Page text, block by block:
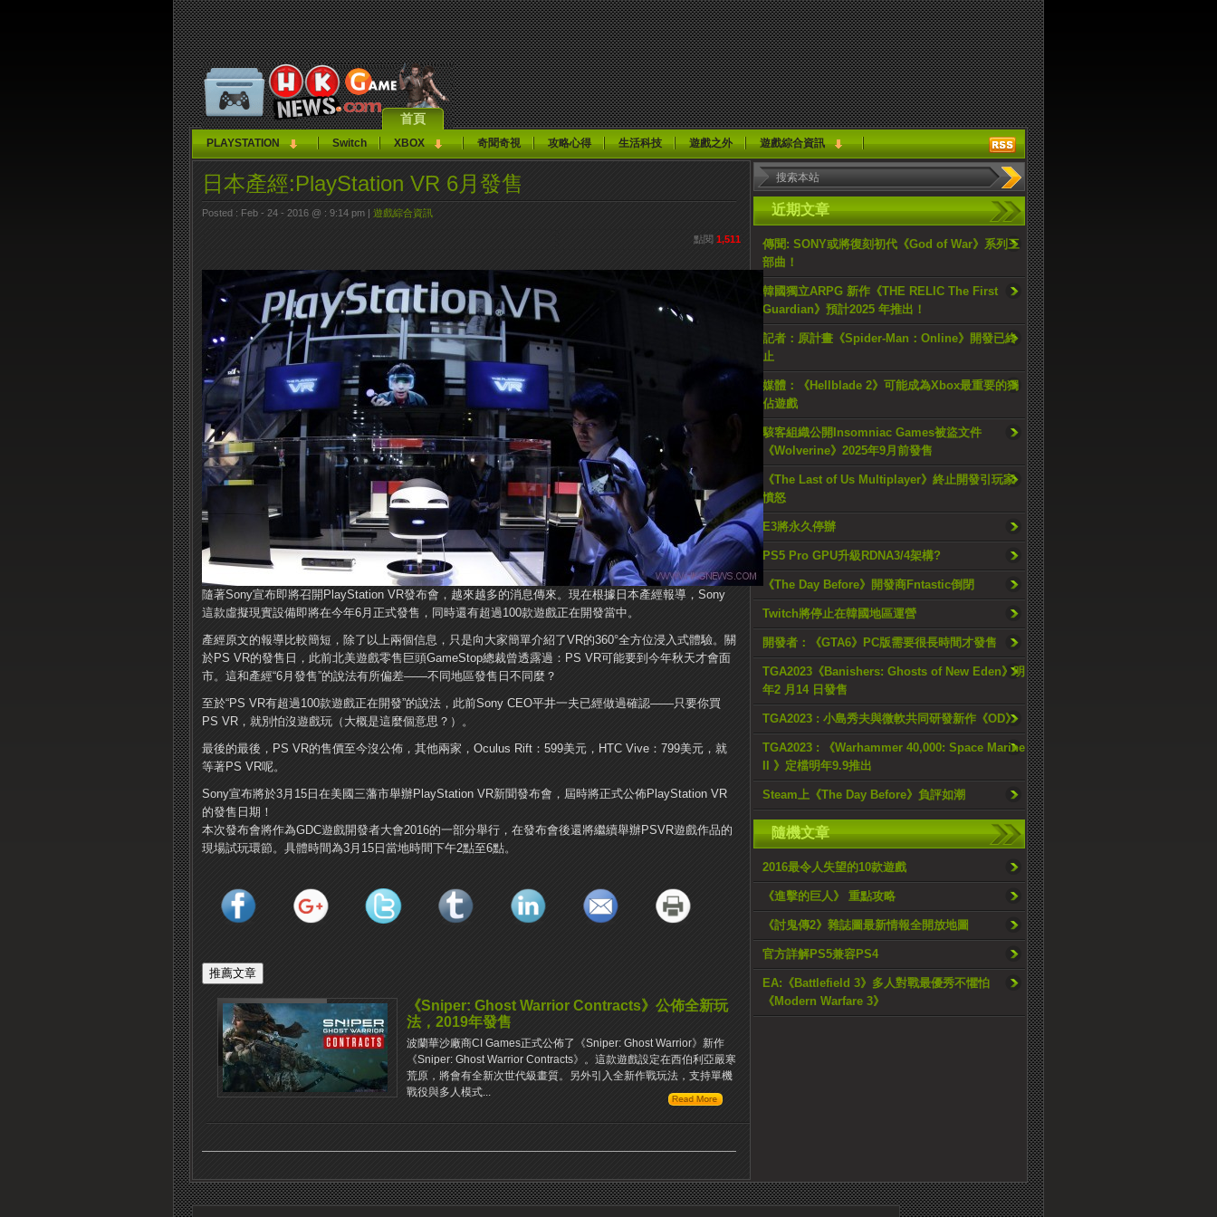
首頁
PLAYSTATION Switch XBOX 奇聞奇視 攻略心得 生活科技 遊戲之外 遊戲綜合資訊
近期文章
傳聞: SONY或將復刻初代《God of War》系列三
部曲！
韓國獨立ARPG 新作《THE RELIC The First
Guardian》預計2025 年推出！
記者：原計畫《Spider-Man：Online》開發已終
止
媒體：《Hellblade 2》可能成為Xbox最重要的獨
佔遊戲
駭客組織公開Insomniac Games被盜文件
《Wolverine》2025年9月前發售
《The Last of Us Multiplayer》終止開發引玩家
憤怒
E3將永久停辦
PS5 Pro GPU升級RDNA3/4架構?
《The Day Before》開發商Fntastic倒閉
Twitch將停止在韓國地區運營
開發者：《GTA6》PC版需要很長時間才發售
TGA2023《Banishers: Ghosts of New Eden》明
年2 月14 日發售
TGA2023 : 小島秀夫與微軟共同研發新作《OD》
TGA2023 : 《Warhammer 40,000: Space Marine
II 》定檔明年9.9推出
Steam上《The Day Before》負評如潮
隨機文章
2016最令人失望的10款遊戲
《進擊的巨人》 重點攻略
《討鬼傳2》雜誌圖最新情報全開放地圖
官方詳解PS5兼容PS4
EA:《Battlefield 3》多人對戰最優秀不懼怕
《Modern Warfare 3》
日本產經:PlayStation VR 6月發售
Posted : Feb - 24 - 2016 @ : 9:14 pm | 遊戲綜合資訊
點閱 1,511
隨著Sony宣布即將召開PlayStation VR發布會，越來越多的消息傳來。現在根據日本產經報導，Sony
這款虛擬現實設備即將在今年6月正式發售，同時還有超過100款遊戲正在開發當中。
產經原文的報導比較簡短，除了以上兩個信息，只是向大家簡單介紹了VR的360°全方位浸入式體驗。關
於PS VR的發售日，此前北美遊戲零售巨頭GameStop總裁曾透露過：PS VR可能要到今年秋天才會面
市。這和產經“6月發售”的說法有所偏差——不同地區發售日不同麼？
至於“PS VR有超過100款遊戲正在開發”的說法，此前Sony CEO平井一夫已經做過確認——只要你買
PS VR，就別怕沒遊戲玩（大概是這麼個意思？）。
最後的最後，PS VR的售價至今沒公佈，其他兩家，Oculus Rift：599美元，HTC Vive：799美元，就
等著PS VR呢。
Sony宣布將於3月15日在美國三藩市舉辦PlayStation VR新聞發布會，屆時將正式公佈PlayStation VR
的發售日期！
本次發布會將作為GDC遊戲開發者大會2016的一部分舉行，在發布會後還將繼續舉辦PSVR遊戲作品的
現場試玩環節。具體時間為3月15日當地時間下午2點至6點。
《Sniper: Ghost Warrior Contracts》公佈全新玩
法，2019年發售
波蘭華沙廠商CI Games正式公佈了《Sniper: Ghost Warrior》新作
《Sniper: Ghost Warrior Contracts》。這款遊戲設定在西伯利亞嚴寒
荒原，將會有全新次世代級畫質。另外引入全新作戰玩法，支持單機
戰役與多人模式...